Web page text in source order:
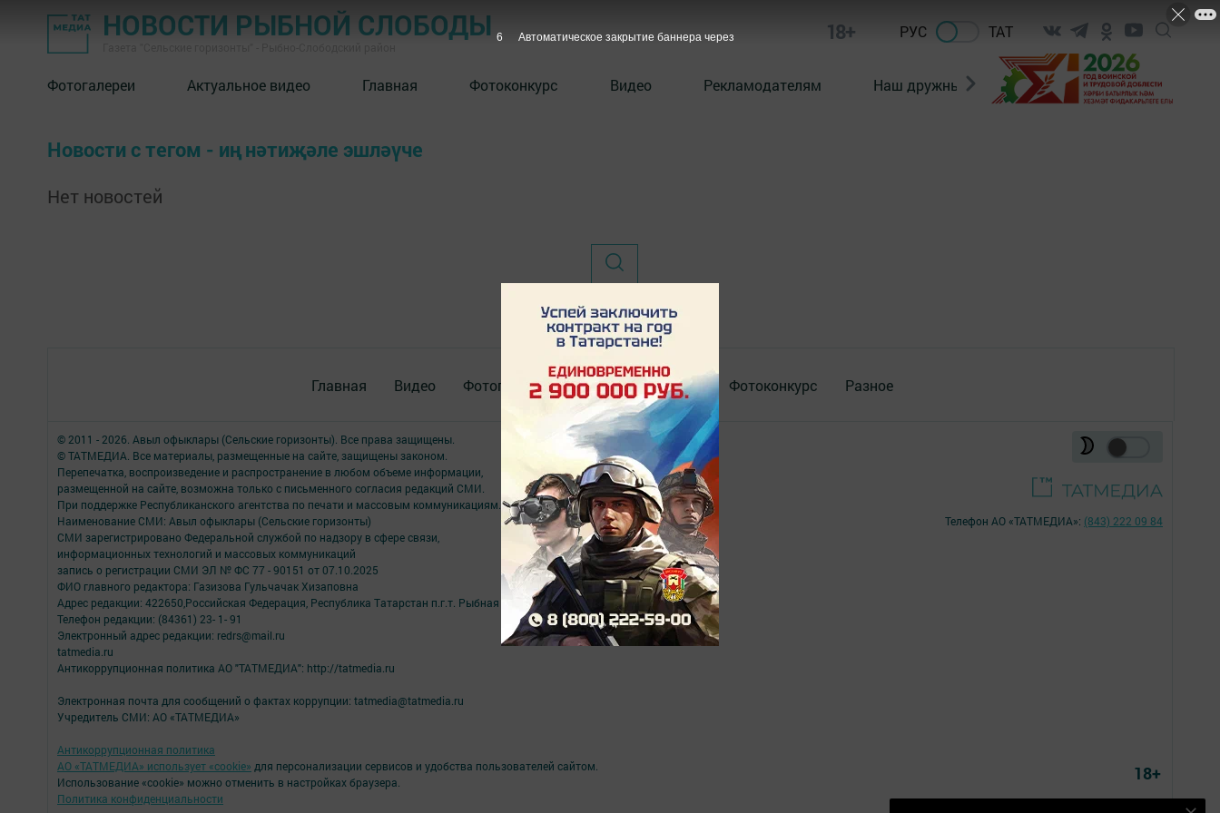
НОВОСТИ РЫБНОЙ СЛОБОДЫ 18+ РУС ТАТ
Фотогалереи Актуальное видео Главная Фотоконкурс Видео Рекламодателям Наш дружный коллектив Документы
Новости с тегом - иң нәтиҗәле эшләүче
Нет новостей
Главная Видео Фотогалереи Актуальное видео Фотоконкурс Разное
© 2011 - 2026. Авыл офыклары (Сельские горизонты). Все права защищены.
© ТАТМЕДИА. Все материалы, размещенные на сайте, защищены законом.
Перепечатка, воспроизведение и распространение в любом объеме информации,
размещенной на сайте, возможна только с письменного согласия редакций СМИ.
При поддержке Республиканского агентства по печати и массовым коммуникациям.
Наименование СМИ: Авыл офыклары (Сельские горизонты)
СМИ зарегистрировано Федеральной службой по надзору в сфере связи,
информационных технологий и массовых коммуникаций
запись о регистрации СМИ ЭЛ № ФС 77 - 90151 от 07.10.2025
ФИО главного редактора: Газизова Гульчачак Хизаповна
Адрес редакции: 422650,Российская Федерация, Республика Татарстан п.г.т. Рыбная Слобода, ул. Ленина, 81Б
Телефон редакции: (84361) 23- 1- 91
Электронный адрес редакции: redrs@mail.ru
tatmedia.ru
Антикоррупционная политика АО "ТАТМЕДИА": http://tatmedia.ru
Электронная почта для сообщений о фактах коррупции: tatmedia@tatmedia.ru
Учредитель СМИ: АО «ТАТМЕДИА»
Антикоррупционная политика
АО «ТАТМЕДИА» использует «cookie» для персонализации сервисов и удобства пользователей сайтом.
Использование «cookie» можно отменить в настройках браузера.
Политика конфиденциальности
Телефон АО «ТАТМЕДИА»: (843) 222 09 84
18+
6 Автоматическое закрытие баннера через